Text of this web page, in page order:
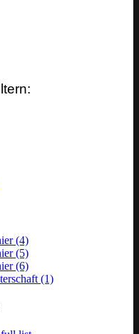
(4)
(5)
(6)
(1)